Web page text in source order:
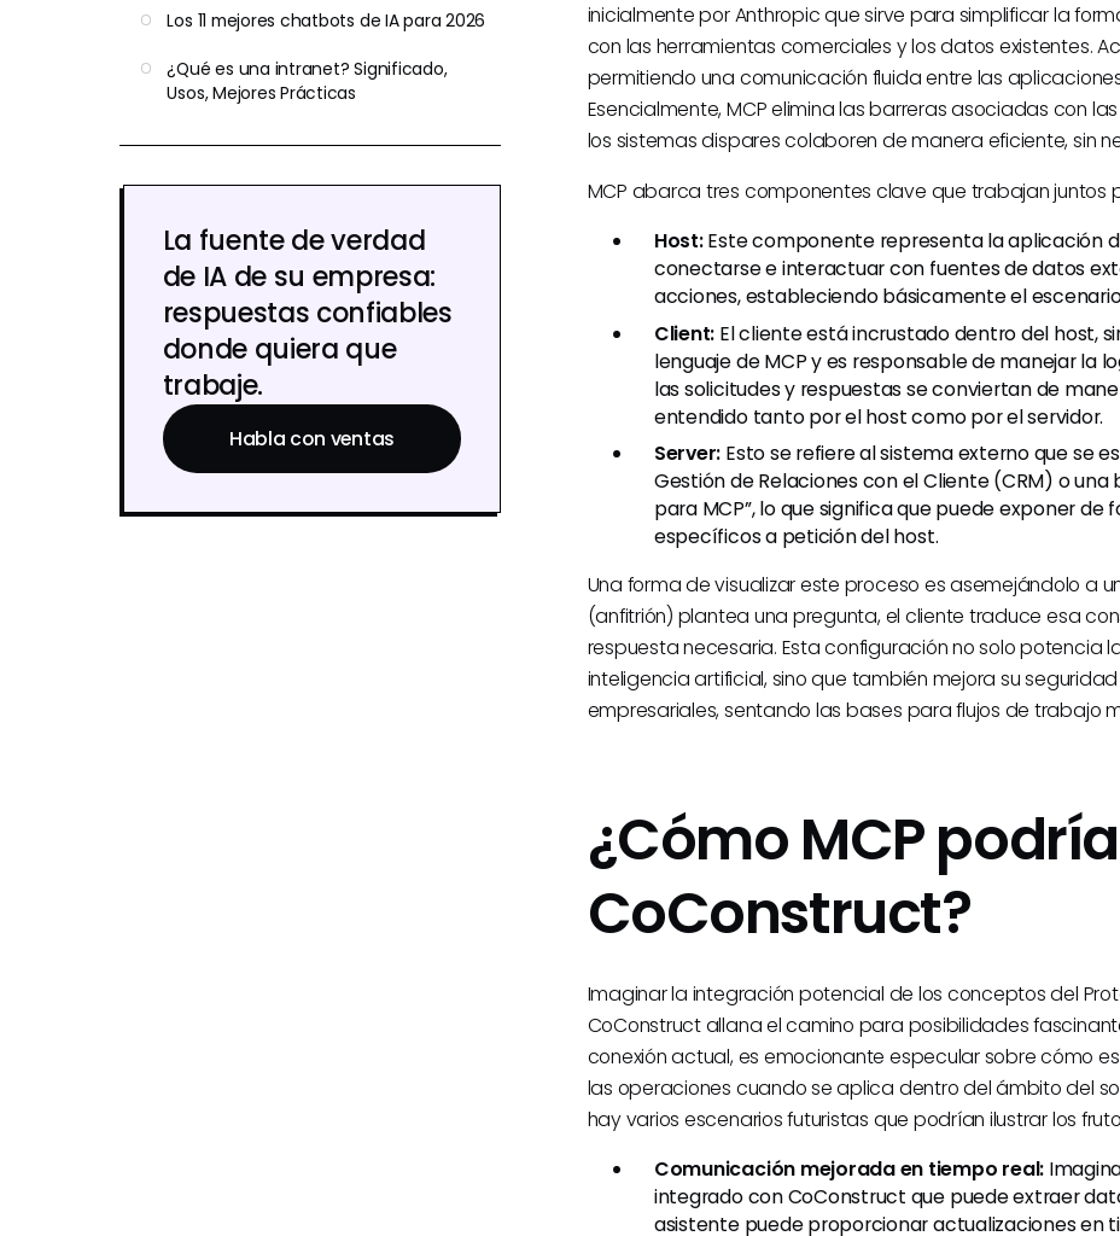
Los 11 mejores chatbots de IA para 2026
¿Qué es una intranet? Significado,
Usos, Mejores Prácticas
La fuente de verdad
de IA de su empresa:
respuestas confiables
donde quiera que
trabaje.
Habla con ventas
inicialmente por Anthropic que sirve para simplificar la
con las herramientas comerciales y los datos existentes.
permitiendo una comunicación fluida entre las
Esencialmente, MCP elimina las barreras asociadas con
los sistemas dispares colaboren de manera eficiente, sin
MCP abarca tres componentes clave que trabajan juntos
Host:Este componente representa la aplicación
conectarse e interactuar con fuentes de datos
acciones, estableciendo básicamente el
Client: El cliente está incrustado dentro del host,
lenguaje de MCP y es responsable de manejar la
las solicitudes y respuestas se conviertan de
entendido tanto por el host como por el servidor.
Server: Esto se refiere al sistema externo que se
Gestión de Relaciones con el Cliente (CRM) o
para MCP”, lo que significa que puede exponer
específicos a petición del host.
Una forma de visualizar este proceso es asemejándolo a
(anfitrión) plantea una pregunta, el cliente traduce esa
respuesta necesaria. Esta configuración no solo potencia
inteligencia artificial, sino que también mejora su
empresariales, sentando las bases para flujos de trabajo
¿Cómo MCP
CoConstruct?
Imaginar la integración potencial de los conceptos del
CoConstruct allana el camino para posibilidades
conexión actual, es emocionante especular sobre cómo
las operaciones cuando se aplica dentro del ámbito del
hay varios escenarios futuristas que podrían ilustrar los
Comunicación mejorada en tiempo real:
integrado con CoConstruct que puede extraer
asistente puede proporcionar actualizaciones en